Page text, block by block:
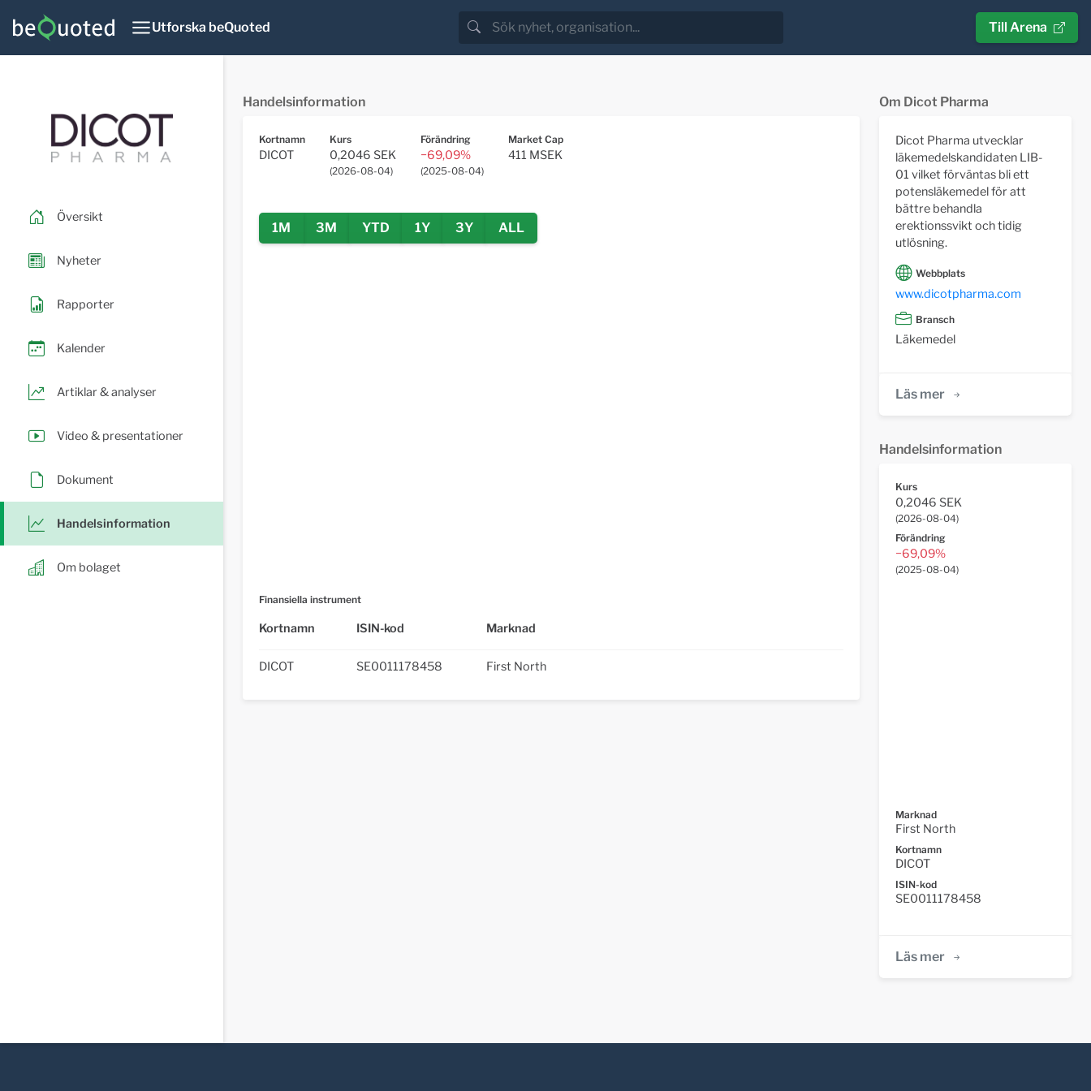
Utforska beQuoted Till Arena
Översikt
Nyheter
Rapporter
Kalender
Artiklar & analyser
Video & presentationer
Dokument
Handelsinformation
Om bolaget
Handelsinformation
Kortnamn
DICOT
Kurs
0,2046 SEK
(2026-08-04)
Förändring
−69,09%
(2025-08-04)
Market Cap
411 MSEK
1M 3M YTD 1Y 3Y ALL
Finansiella instrument
Kortnamn ISIN-kod Marknad
DICOT SE0011178458 First North
Om Dicot Pharma
Dicot Pharma utvecklar
läkemedelskandidaten LIB-
01 vilket förväntas bli ett
potensläkemedel för att
bättre behandla
erektionssvikt och tidig
utlösning.
Webbplats
www.dicotpharma.com
Bransch
Läkemedel
Läs mer
Handelsinformation
Kurs
0,2046 SEK
(2026-08-04)
Förändring
−69,09%
(2025-08-04)
Marknad
First North
Kortnamn
DICOT
ISIN-kod
SE0011178458
Läs mer